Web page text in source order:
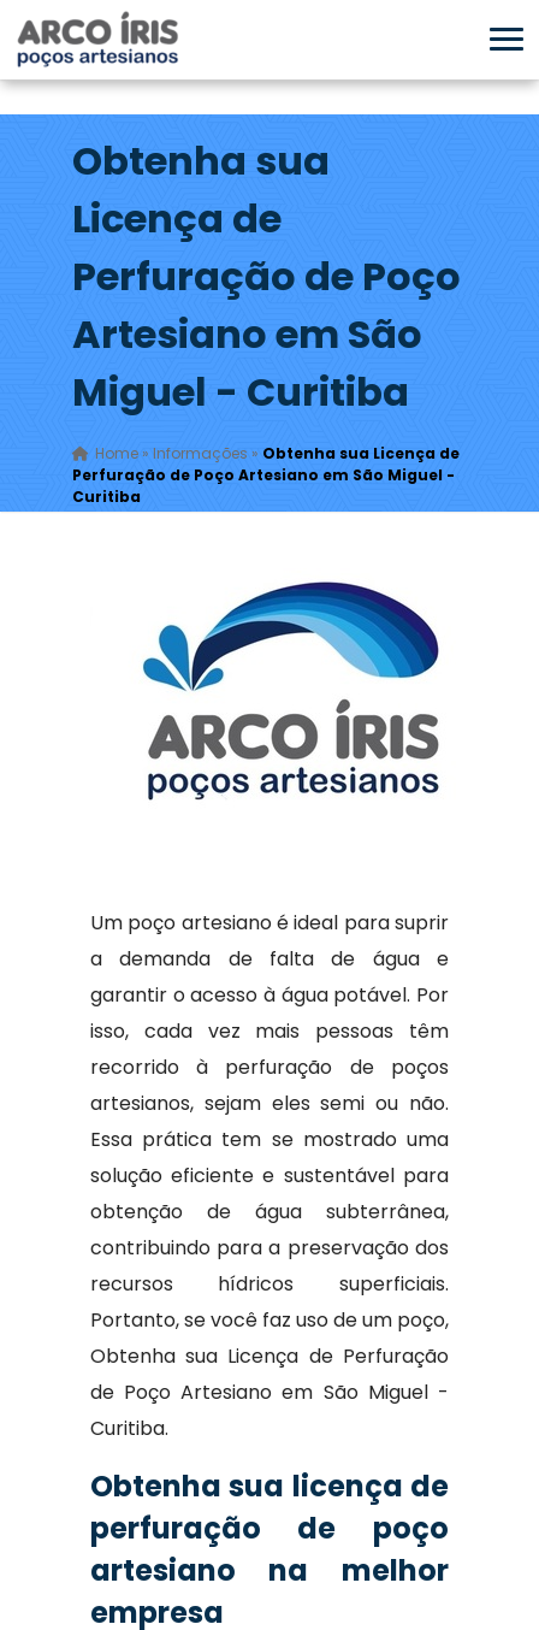
Obtenha sua
Licença de
Perfuração de Poço
Artesiano em São
Miguel - Curitiba
Home» Informações » Obtenha sua Licença de
Perfuração de Poço Artesiano em São Miguel -
Curitiba
Um poço artesiano é ideal para suprir
a demanda de falta de água e
garantir o acesso à água potável. Por
isso, cada vez mais pessoas têm
recorrido à perfuração de poços
artesianos, sejam eles semi ou não.
Essa prática tem se mostrado uma
solução eficiente e sustentável para
obtenção de água subterrânea,
contribuindo para a preservação dos
recursos hídricos superficiais.
Portanto, se você faz uso de um poço,
Obtenha sua Licença de Perfuração
de Poço Artesiano em São Miguel -
Curitiba.
Obtenha sua licença de
perfuração de poço
artesiano na melhor
empresa